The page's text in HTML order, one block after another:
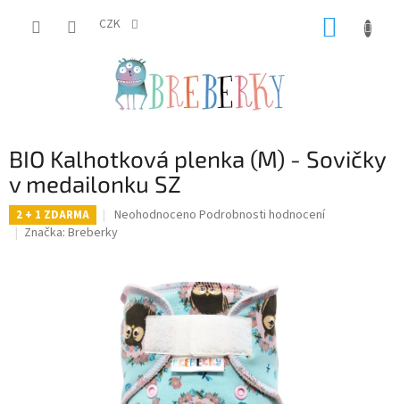
CZK
BIO Kalhotková plenka (M) - Sovičky
v medailonku SZ
2 + 1 ZDARMA
Průměrné
hodnocení
0,0
hvězdiček.
Neohodnoceno Podrobnosti hodnocení
Značka: Breberky